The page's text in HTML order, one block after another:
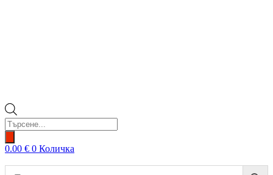
Products
search
0.00 € 0 Количка